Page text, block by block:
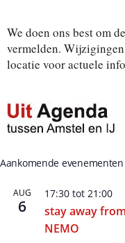
We doen ons best om
vermelden.
locatie voor actuele
Aankomende evenementen
AUG
6
17:30 tot 21:00
stay away
NEMO